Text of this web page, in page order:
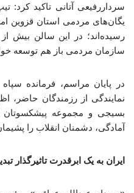
یگان‌های مردمی استان قزوین
رسیده‌اند؛ در این سالن بیش
سازمان مردمی باز هم توسعه
در پایان مراسم، فرمانده
نمایندگی از رزمندگان حاضر،
بسیجی و مجموعه پیشکسوتان
آمادگی، دشمنان انقلاب را
ایران به یک ابرقدرت تاثیرگذار